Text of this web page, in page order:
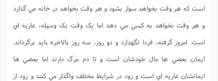
است که هر وقت بخواهد سوار بشود و هر وقت بخواهد در خانه مي گذارد
و هر وقت بخواهد به کسي مي دهد اما يک وقت يک وسيله، عاريه اي
است. امروز گرفته، فردا نگهدارد و دو روز، سه روز بالاخره بايد برگرداند.
ايمان بعضي ها مال خودشان است و تا دم مرگ دارند اما بعضي ها
ايمانشان عاريه اي است و زود در شرايط مختلف واگذار مي کنند و زود از